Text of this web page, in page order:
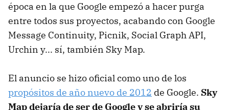
época en la que Google empezó a hacer purga
entre todos sus proyectos, acabando con Google
Message Continuity, Picnik, Social Graph API,
Urchin y... sí, también Sky Map.
El anuncio se hizo oficial como uno de los
propósitos de año nuevo de 2012 de Google. Sky
Map dejaría de ser de Google y se abriría su